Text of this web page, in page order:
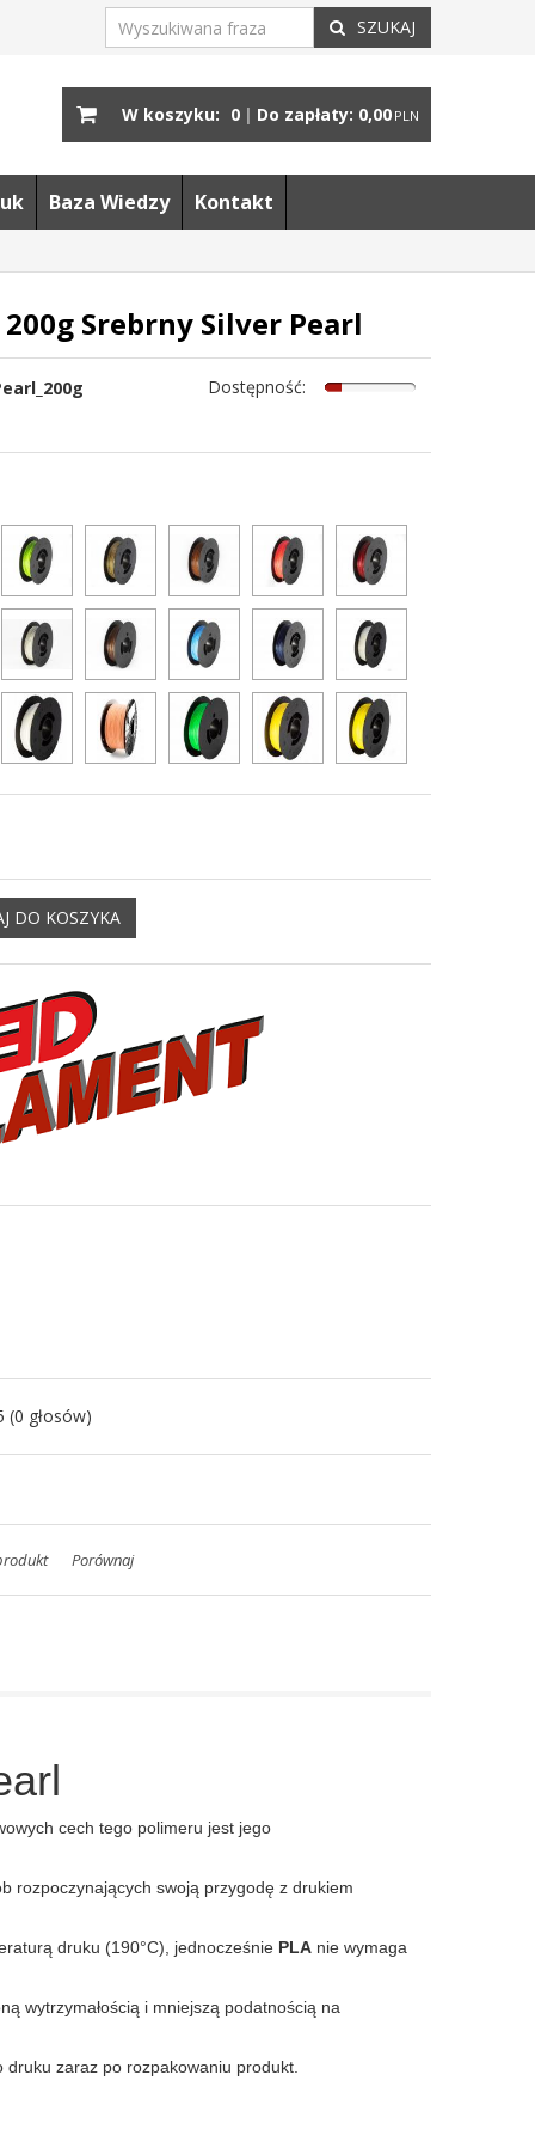
SZUKAJ
W koszyku: 0 | Do zapłaty: 0,00 PLN
Baza Wiedzy Kontakt
Srebrny Silver Pearl
Dostępność:
DO KOSZYKA
(0 głosów)
Porównaj
cech tego polimeru jest jego
rozpoczynających swoją przygodę z drukiem
druku (190°C), jednocześnie PLA nie wymaga
wytrzymałością i mniejszą podatnością na
zaraz po rozpakowaniu produkt.